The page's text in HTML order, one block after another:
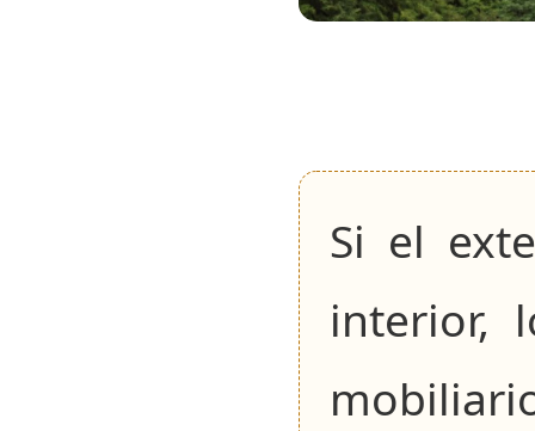
Si el
interior,